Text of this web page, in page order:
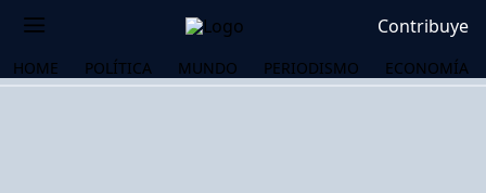
Contribuye
HOME POLÍTICA MUNDO PERIODISMO ECONOMÍA